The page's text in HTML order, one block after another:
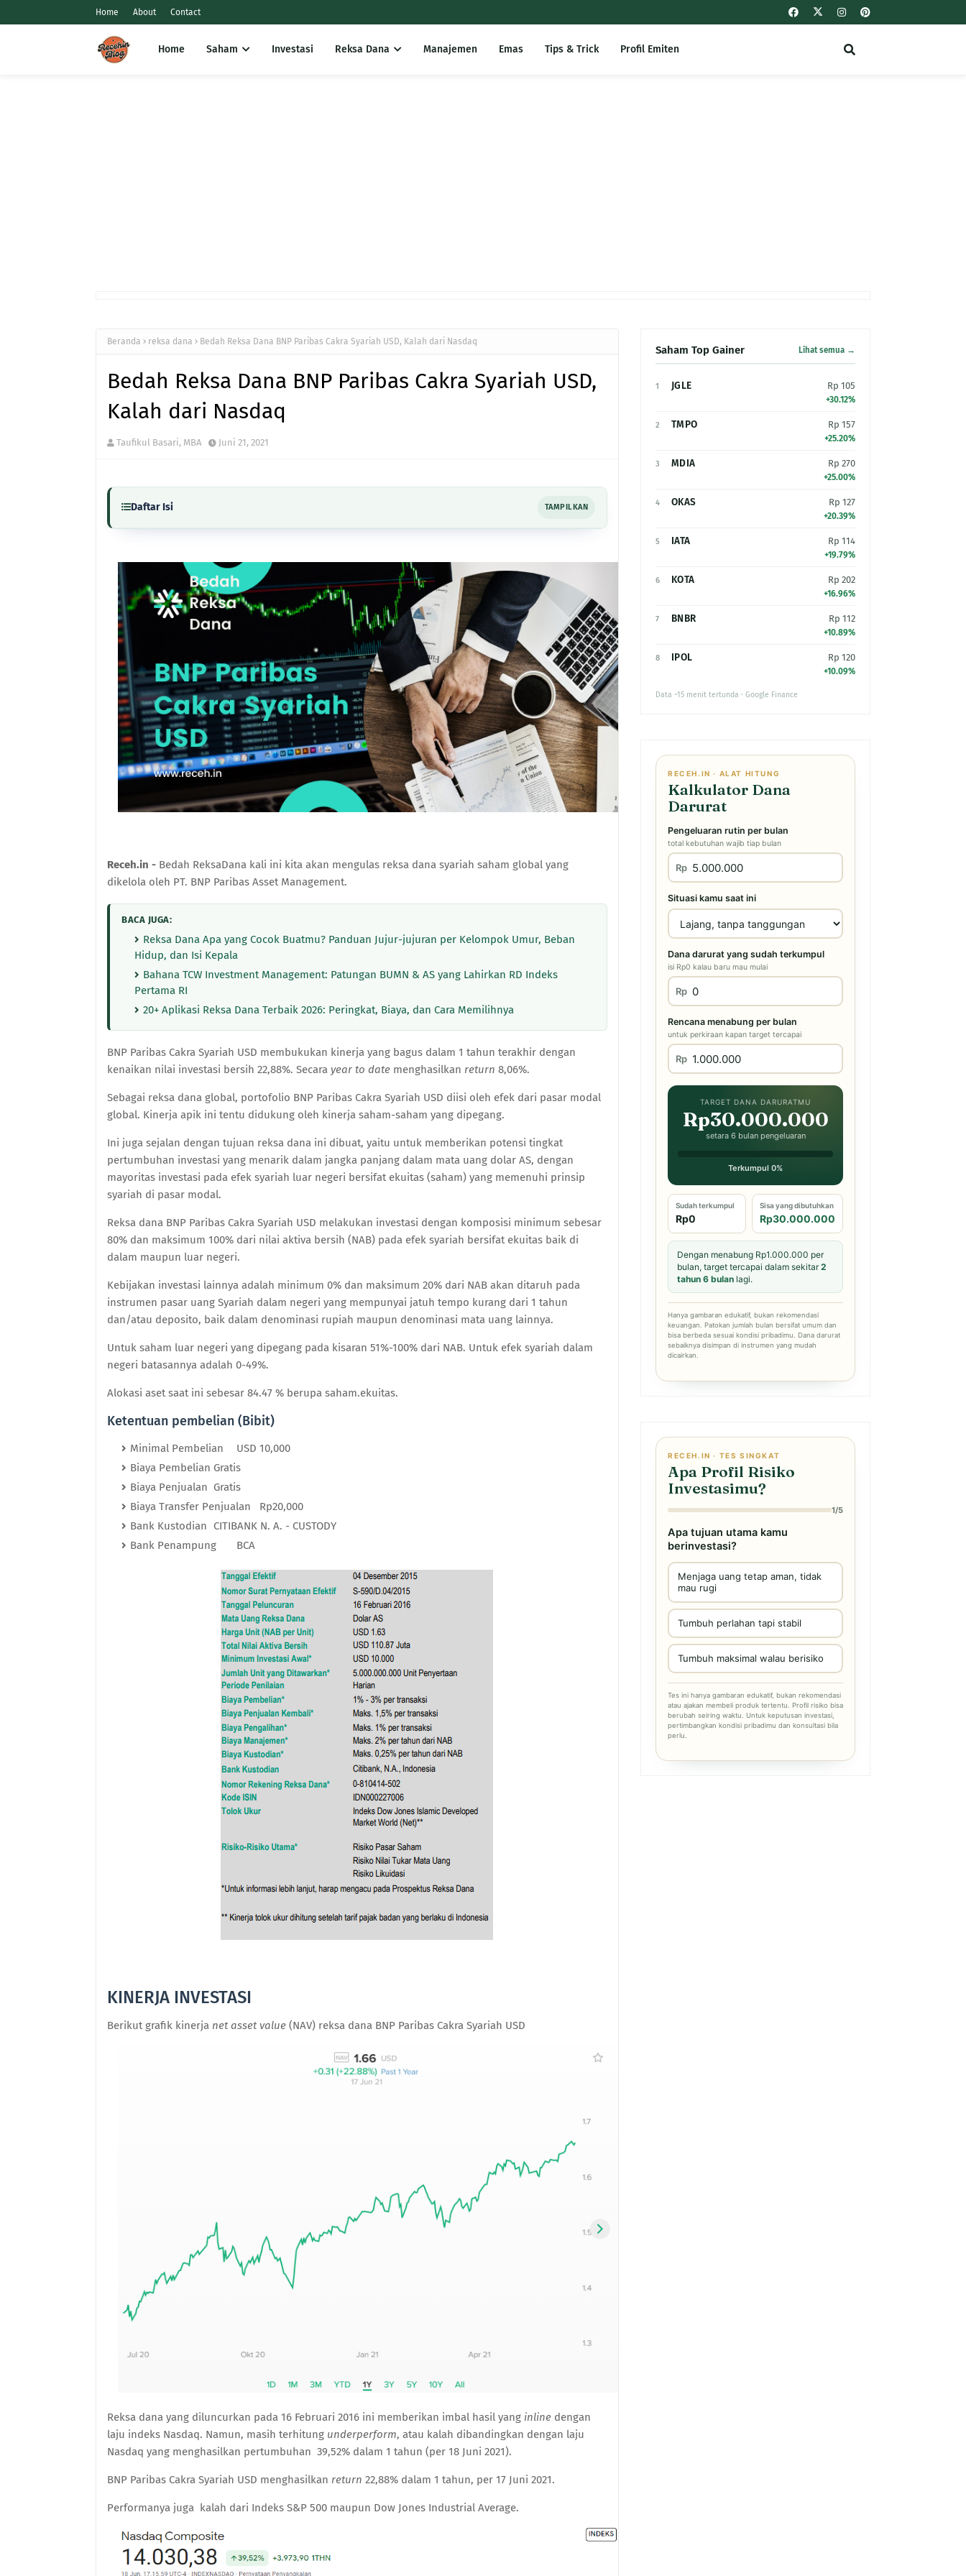
Home About Contact
Home Saham Investasi Reksa Dana Manajemen Emas Tips & Trick Profil Emiten
Beranda reksa dana Bedah Reksa Dana BNP Paribas Cakra Syariah USD, Kalah dari Nasdaq
Bedah Reksa Dana BNP Paribas Cakra Syariah USD,
Kalah dari Nasdaq
Taufikul Basari, MBA Juni 21, 2021
Daftar Isi TAMPILKAN
Receh.in - Bedah ReksaDana kali ini kita akan mengulas reksa dana syariah saham global yang
dikelola oleh PT. BNP Paribas Asset Management.
BACA JUGA:
Reksa Dana Apa yang Cocok Buatmu? Panduan Jujur-jujuran per Kelompok Umur, Beban
Hidup, dan Isi Kepala
Bahana TCW Investment Management: Patungan BUMN & AS yang Lahirkan RD Indeks
Pertama RI
20+ Aplikasi Reksa Dana Terbaik 2026: Peringkat, Biaya, dan Cara Memilihnya
BNP Paribas Cakra Syariah USD membukukan kinerja yang bagus dalam 1 tahun terakhir dengan
kenaikan nilai investasi bersih 22,88%. Secara year to date menghasilkan return 8,06%.
Sebagai reksa dana global, portofolio BNP Paribas Cakra Syariah USD diisi oleh efek dari pasar modal
global. Kinerja apik ini tentu didukung oleh kinerja saham-saham yang dipegang.
Ini juga sejalan dengan tujuan reksa dana ini dibuat, yaitu untuk memberikan potensi tingkat
pertumbuhan investasi yang menarik dalam jangka panjang dalam mata uang dolar AS, dengan
mayoritas investasi pada efek syariah luar negeri bersifat ekuitas (saham) yang memenuhi prinsip
syariah di pasar modal.
Reksa dana BNP Paribas Cakra Syariah USD melakukan investasi dengan komposisi minimum sebesar
80% dan maksimum 100% dari nilai aktiva bersih (NAB) pada efek syariah bersifat ekuitas baik di
dalam maupun luar negeri.
Kebijakan investasi lainnya adalah minimum 0% dan maksimum 20% dari NAB akan ditaruh pada
instrumen pasar uang Syariah dalam negeri yang mempunyai jatuh tempo kurang dari 1 tahun
dan/atau deposito, baik dalam denominasi rupiah maupun denominasi mata uang lainnya.
Untuk saham luar negeri yang dipegang pada kisaran 51%-100% dari NAB. Untuk efek syariah dalam
negeri batasannya adalah 0-49%.
Alokasi aset saat ini sebesar 84.47 % berupa saham.ekuitas.
Ketentuan pembelian (Bibit)
Minimal Pembelian
USD 10,000
Biaya Pembelian Gratis
Biaya Penjualan Gratis
Biaya Transfer Penjualan
Rp20,000
Bank Kustodian
CITIBANK N. A. - CUSTODY
Bank Penampung
BCA
KINERJA INVESTASI
Berikut grafik kinerja net asset value (NAV) reksa dana BNP Paribas Cakra Syariah USD
Reksa dana yang diluncurkan pada 16 Februari 2016 ini memberikan imbal hasil yang inline dengan
laju indeks Nasdaq. Namun, masih terhitung underperform, atau kalah dibandingkan dengan laju
Nasdaq yang menghasilkan pertumbuhan 39,52% dalam 1 tahun (per 18 Juni 2021).
BNP Paribas Cakra Syariah USD menghasilkan return 22,88% dalam 1 tahun, per 17 Juni 2021.
Performanya juga kalah dari Indeks S&P 500 maupun Dow Jones Industrial Average.
Saham Top Gainer Lihat semua →
1 JGLE Rp 105
+30.12%
2 TMPO Rp 157
+25.20%
3 MDIA Rp 270
+25.00%
4 OKAS Rp 127
+20.39%
5 IATA Rp 114
+19.79%
6 KOTA Rp 202
+16.96%
7 BNBR Rp 112
+10.89%
8 IPOL Rp 120
+10.09%
Data ~15 menit tertunda · Google Finance
RECEH.IN · ALAT HITUNG
Kalkulator Dana
Darurat
Pengeluaran rutin per bulan
total kebutuhan wajib tiap bulan
Rp
Situasi kamu saat ini
Dana darurat yang sudah terkumpul
isi Rp0 kalau baru mau mulai
Rp
Rencana menabung per bulan
untuk perkiraan kapan target tercapai
Rp
TARGET DANA DARURATMU
Rp30.000.000
setara 6 bulan pengeluaran
Terkumpul 0%
Sudah terkumpul
Rp0
Sisa yang dibutuhkan
Rp30.000.000
Dengan menabung Rp1.000.000 per
bulan, target tercapai dalam sekitar2
tahun 6 bulan lagi.
Hanya gambaran edukatif, bukan rekomendasi
keuangan. Patokan jumlah bulan bersifat umum dan
bisa berbeda sesuai kondisi pribadimu. Dana darurat
sebaiknya disimpan di instrumen yang mudah
dicairkan.
RECEH.IN · TES SINGKAT
Apa Profil Risiko
Investasimu?
1/5
Apa tujuan utama kamu
berinvestasi?
Menjaga uang tetap aman, tidak
mau rugi
Tumbuh perlahan tapi stabil
Tumbuh maksimal walau berisiko
Tes ini hanya gambaran edukatif, bukan rekomendasi
atau ajakan membeli produk tertentu. Profil risiko bisa
berubah seiring waktu. Untuk keputusan investasi,
pertimbangkan kondisi pribadimu dan konsultasi bila
perlu.